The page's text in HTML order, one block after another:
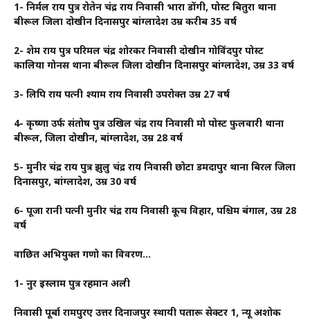
1- निर्मल राय पुत्र रोतेन चंद्र राय निवासी भारा डोंगी, पोस्ट बितुरा थाना
बीरूल जिला दोखीन दिनासपुर बांग्लादेश उम्र करीब 35 वर्ष
2- शेम राय पुत्र परिमल चंद्र शोरकर निवासी दोखीन गोविंदपुर पोस्ट
कालिया गोनस थाना बीरूल जिला दोखीन दिनासपुर बांग्लादेश, उम्र 33 वर्ष
3- लिपि राय पत्नी श्याम राय निवासी उपरोक्त उम्र 27 वर्ष
4- कृष्णा उर्फ संतोष पुत्र उखिल चंद्र राय निवासी मो पोस्ट फुलवारी थाना
बीरूल, जिला दोखीन, बांग्लादेश, उम्र 28 वर्ष
5- मुनीर चंद्र राय पुत्र झुलु चंद्र राय निवासी छोटा डमदापुर थाना बिरल जिला
दिनासपुर, बांग्लादेश, उम्र 30 वर्ष
6- पूजा रानी पत्नी मुनीर चंद्र राय निवासी कूच विहार, पश्चिम बंगाल, उम्र 28
वर्ष
वाछित अभियुक्त गणो का विवरण…
1- नुर इस्लाम पुत्र रहमान अली
निवासी पूर्बा रामपुरए उत्तर दिनाजपुर स्थायी पतारू सेक्टर 1, न्यू अशोक